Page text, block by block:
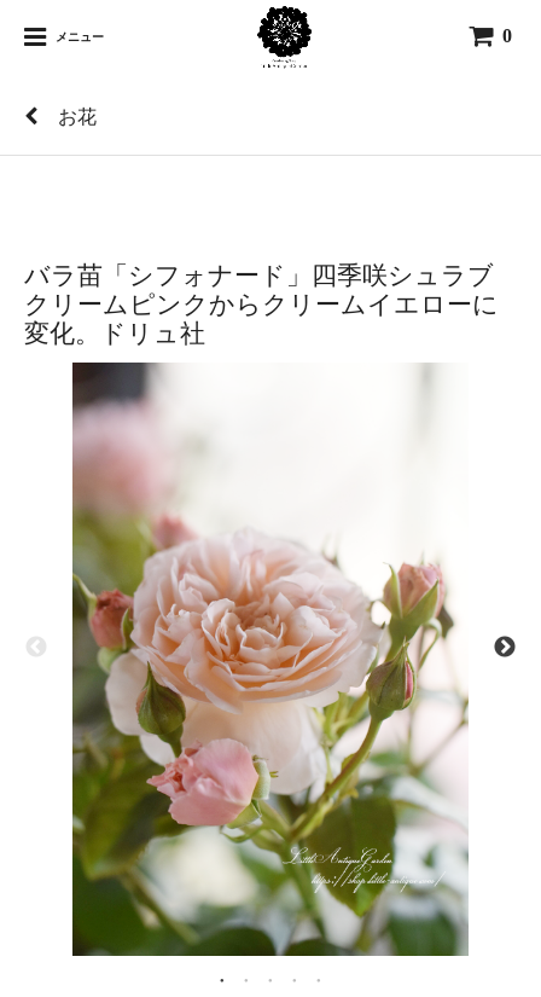
メニュー 0
お花
バラ苗「シフォナード」四季咲シュラブ
クリームピンクからクリームイエローに
変化。ドリュ社